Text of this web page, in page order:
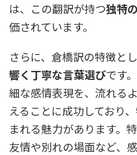
は、この翻訳が持つ独特
価されています。
さらに、倉橋訳の特徴と
響く丁寧な言葉選びです
細な感情表現を、流れる
えることに成功しており
まれる魅力があります。
友情や別れの場面など、